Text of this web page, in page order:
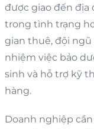
được giao đến địa
trong tình trạng
gian thuê, đội
nhiệm việc bảo
sinh và hỗ trợ kỹ
hàng.
Doanh nghiệp